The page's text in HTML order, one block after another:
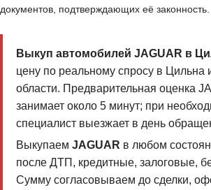
документов, подтверждающих её законность.
Выкуп автомобилей JAGUAR в
цену по реальному спросу в Цильна
области. Предварительная оценка
занимает около 5 минут; при
специалист выезжает в день
Выкупаем JAGUAR в любом
после ДТП, кредитные, залоговые,
Сумму согласовываем до сделки,